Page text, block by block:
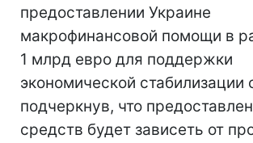
предоставлении Украине
макрофинансовой помощи в
1 млрд евро для поддержки
экономической стабилизации
подчеркнув, что
средств будет зависеть от